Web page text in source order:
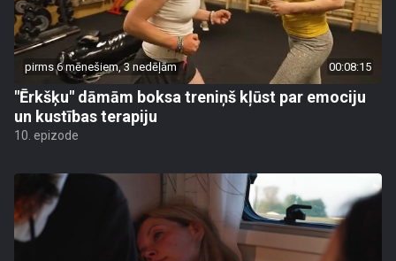
pirms 6 mēnešiem, 3 nedēļām 00:08:15
"Ērkšķu" dāmām boksa treniņš kļūst par emociju
un kustības terapiju
10. epizode